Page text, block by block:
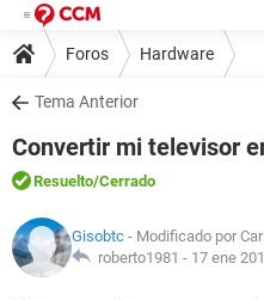
Foros Hardware
Tema Anterior
Convertir mi televisor
Resuelto/Cerrado
Gisobtc - Modificado por
roberto1981 - 17 ene